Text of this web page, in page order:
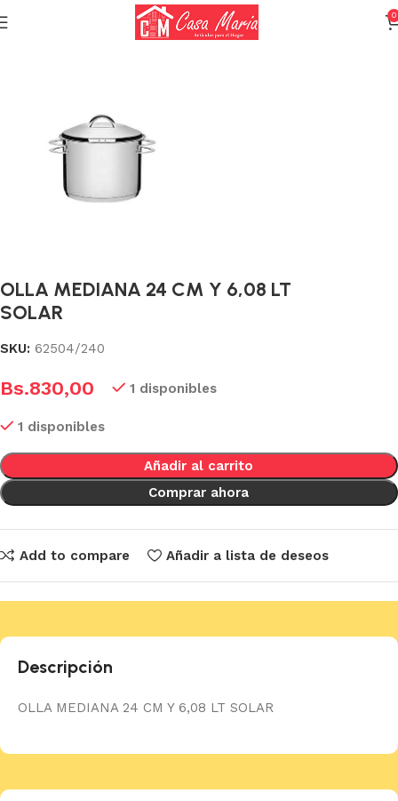
0
Calderas, Ollas y Sartenes Ollas
OLLA MEDIANA 24 CM Y 6,08 LT
SOLAR
SKU: 62504/240
Bs.830,00 1 disponibles
1 disponibles
Añadir al carrito
Comprar ahora
Add to compare Añadir a lista de deseos
Descripción
OLLA MEDIANA 24 CM Y 6,08 LT SOLAR